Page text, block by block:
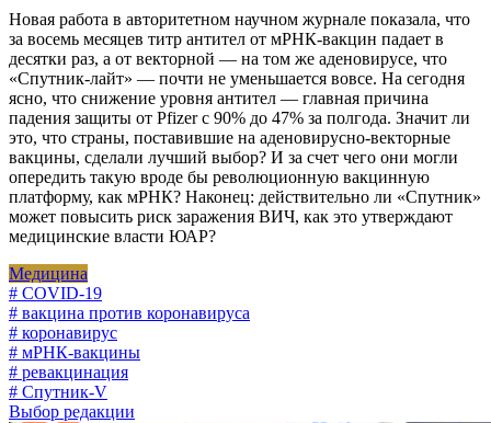
Новая работа в авторитетном научном журнале показала, что
за восемь месяцев титр антител от мРНК-вакцин падает в
десятки раз, а от векторной — на том же аденовирусе, что
«Спутник-лайт» — почти не уменьшается вовсе. На сегодня
ясно, что снижение уровня антител — главная причина
падения защиты от Pfizer с 90% до 47% за полгода. Значит ли
это, что страны, поставившие на аденовирусно-векторные
вакцины, сделали лучший выбор? И за счет чего они могли
опередить такую вроде бы революционную вакцинную
платформу, как мРНК? Наконец: действительно ли «Спутник»
может повысить риск заражения ВИЧ, как это утверждают
медицинские власти ЮАР?
Медицина
# COVID-19
# вакцина против коронавируса
# коронавирус
# мРНК-вакцины
# ревакцинация
# Спутник-V
Выбор редакции